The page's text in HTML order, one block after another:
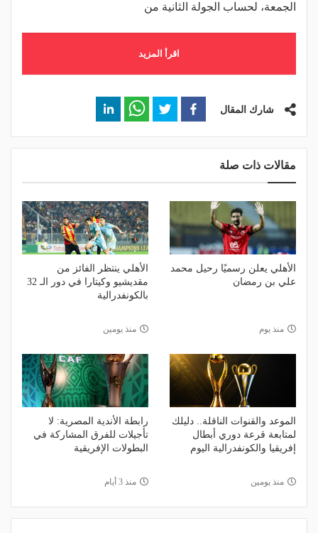
الجمعة، لحساب الجولة الثانية من
اقرأ المزيد
شارك المقال
مقالات ذات صلة
الأهلي يعلن رسميًا رحيل محمد
علي بن رمضان
منذ يوم
الأهلي ينتظر الفائز من
مقديشيو وكيتارا في دور الـ 32
بالكونفدرالية
منذ يومين
الموعد والقنوات الناقلة.. دليلك
لمتابعة قرعة دوري أبطال
إفريقيا والكونفدرالية اليوم
منذ يومين
رابطة الأندية المصرية: لا
تأجيلات للفرق المشاركة في
البطولات الإفريقية
منذ 3 أيام